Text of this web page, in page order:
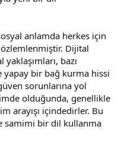
anlamda herkes için
Dijital
yaklaşımları, bazı
yapay bir bağ kurma hissi
sorunlarına yol
olduğunda, genellikle
arayışı içindedirler. Bu
samimi bir dil kullanma